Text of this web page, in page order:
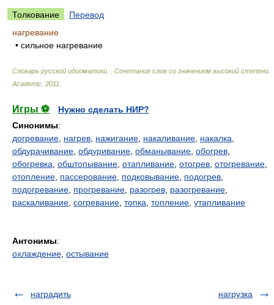
Толкование
Перевод
нагревание
• сильное нагревание
Словарь русской идиоматики. . Сочетания слов со значением высокой степени
Academic 2011
Игры ⚽
Нужно сделать НИР?
Синонимы:
догревание нагрев нажигание накаливание накалка
обдурачивание обдуривание обманывание обогрев
обогревка обштопывание отапливание отогрев отогревание
отопление пассерование подковывание подогрев
подогревание прогревание разогрев разогревание
раскаливание согревание топка топление утапливание
Антонимы:
охлаждение остывание
наградить нагрузка